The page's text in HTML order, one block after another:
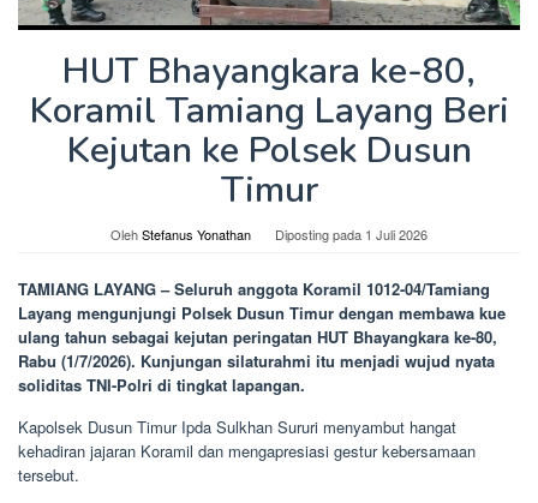
HUT Bhayangkara ke-80,
Koramil Tamiang Layang Beri
Kejutan ke Polsek Dusun
Timur
OlehStefanus Yonathan Diposting pada 1 Juli 2026
TAMIANG LAYANG – Seluruh anggota Koramil 1012-04/Tamiang
Layang mengunjungi Polsek Dusun Timur dengan membawa kue
ulang tahun sebagai kejutan peringatan HUT Bhayangkara ke-80,
Rabu (1/7/2026). Kunjungan silaturahmi itu menjadi wujud nyata
soliditas TNI-Polri di tingkat lapangan.
Kapolsek Dusun Timur Ipda Sulkhan Sururi menyambut hangat
kehadiran jajaran Koramil dan mengapresiasi gestur kebersamaan
tersebut.